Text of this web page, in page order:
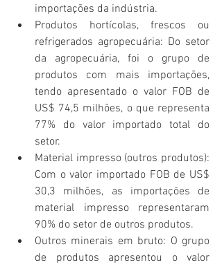
importações da indústria.
Produtos hortícolas, frescos ou
refrigerados agropecuária: Do setor
da agropecuária, foi o grupo de
produtos com mais importações,
tendo apresentado o valor FOB de
US$ 74,5 milhões, o que representa
77% do valor importado total do
setor.
Material impresso (outros produtos):
Com o valor importado FOB de US$
30,3 milhões, as importações de
material impresso representaram
90% do setor de outros produtos.
Outros minerais em bruto: O grupo
de produtos apresentou o valor